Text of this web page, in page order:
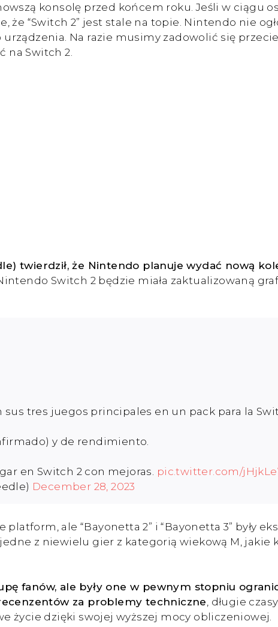
konsolę przed końcem roku. Jeśli w ciągu
“Switch 2” jest stale na topie. Nintendo nie
Na razie musimy zadowolić się
Switch 2.
twierdził, że Nintendo planuje wydać nową
Switch 2 będzie miała zaktualizowaną
sus tres juegos principales en un pack para la
y de rendimiento.
en Switch 2 con mejoras. pic.twitter.com/
December 28, 2023
ale “Bayonetta 2” i “Bayonetta 3” były
z niewielu gier z kategorią wiekową M, jakie
fanów, ale były one w pewnym stopniu
za problemy techniczne , długie
życie dzięki swojej wyższej mocy obliczeniowej.